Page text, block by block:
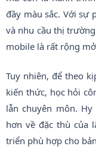
đầy màu sắc. Với sự
và nhu cầu thị
mobile là rất rộng
Tuy nhiên, để theo
kiến thức, học hỏi
lẫn chuyên môn.
hơn về đặc thù của
triển phù hợp cho